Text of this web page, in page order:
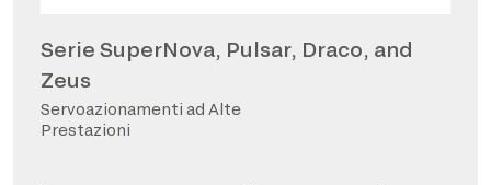
Serie SuperNova, Pulsar, Draco, and
Zeus
Servoazionamenti ad Alte
Prestazioni